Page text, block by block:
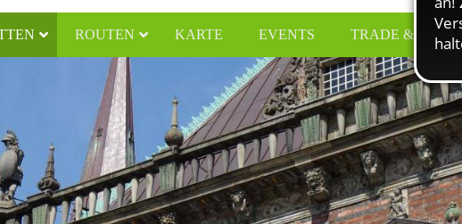
Baudenkmale, Dom St. Peter
Liebfrauenkirche in Trier
des Römischen Reiches –
raetischer Limes
in Eisleben und
Rathaus und Roland in Bremen
Siedlungen der Berliner Moderne
Prähistorische Pfahlbauten um die
Alpen
ROUTEN KARTE EVENTS TRADE & PRESSE